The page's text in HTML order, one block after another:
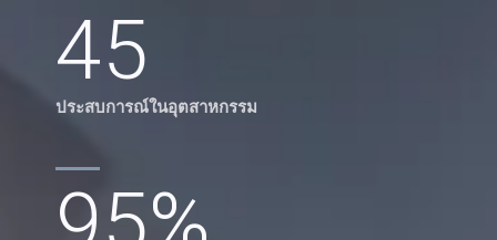
45
ประสบการณ์ในอุตสาหกรรม